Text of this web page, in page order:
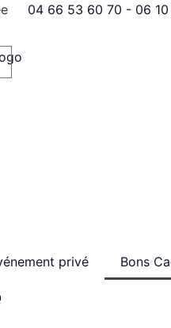
04 66 53 60 70 - 06
privé Bons